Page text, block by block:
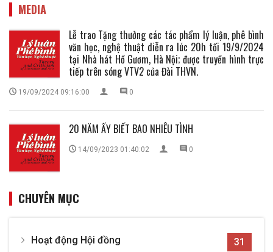
MEDIA
Lễ trao Tặng thưởng các tác phẩm lý luận, phê bình
văn học, nghệ thuật diễn ra lúc 20h tối 19/9/2024
tại Nhà hát Hồ Gươm, Hà Nội; được truyền hình trực
tiếp trên sóng VTV2 của Đài THVN.
19/09/2024 09:16:00 0
20 NĂM ẤY BIẾT BAO NHIÊU TÌNH
14/09/2023 01:40:02 0
CHUYÊN MỤC
Hoạt động Hội đồng 31